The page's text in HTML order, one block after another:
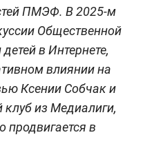
ПМЭФ. В 2025-м
Общественной
в Интернете,
влиянии на
Ксении Собчак и
из Медиалиги,
продвигается в